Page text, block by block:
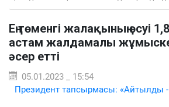
Ең төменгі жалақының өсуі
астам жалдамалы
әсер етті
05.01.2023 _ 15:54
Президент тапсырмасы: «Айтылды